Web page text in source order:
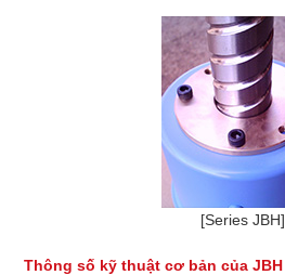
[Series JBH]
Thông số kỹ thuật cơ bản của JBH